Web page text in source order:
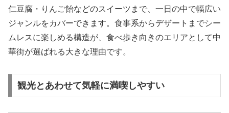
仁豆腐・りんご飴などのスイーツまで、一日の中で幅広い
ジャンルをカバーできます。食事系からデザートまでシー
ムレスに楽しめる構造が、食べ歩き向きのエリアとして中
華街が選ばれる大きな理由です。
観光とあわせて気軽に満喫しやすい